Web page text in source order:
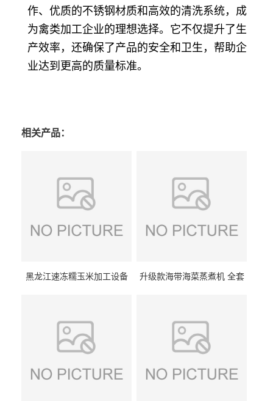
作、优质的不锈钢材质和高效的清洗系统，成
为禽类加工企业的理想选择。它不仅提升了生
产效率，还确保了产品的安全和卫生，帮助企
业达到更高的质量标准。
相关产品：
黑龙江速冻糯玉米加工设备
升级款海带海菜蒸煮机 全套